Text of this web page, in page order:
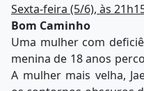
Sexta-feira (5/6), às
Bom Caminho
Uma mulher com
menina de 18 anos
A mulher mais velha,